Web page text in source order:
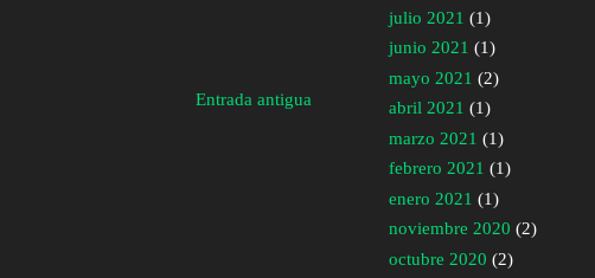
Entrada antigua
julio 2021 (1)
junio 2021 (1)
mayo 2021 (2)
abril 2021 (1)
marzo 2021 (1)
febrero 2021 (1)
enero 2021 (1)
noviembre 2020 (2)
octubre 2020 (2)